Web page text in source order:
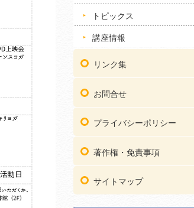
トピックス
講座情報
リンク集
お問合せ
プライバシーポリシー
著作権・免責事項
サイトマップ